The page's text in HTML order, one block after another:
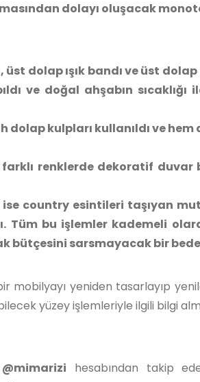
dolayı oluşacak
dolap ışık bandı ve üst
ve doğal ahşabın
dolap kulpları kullanıldı ve
renklerde dekoratif duvar
country esintileri taşıyan
Tüm bu işlemler kademeli
bütçesini sarsmayacak bir
mobilyayı yeniden tasarlayıp
yüzey işlemleriyle ilgili bilgi
@mimarizi hesabından takip